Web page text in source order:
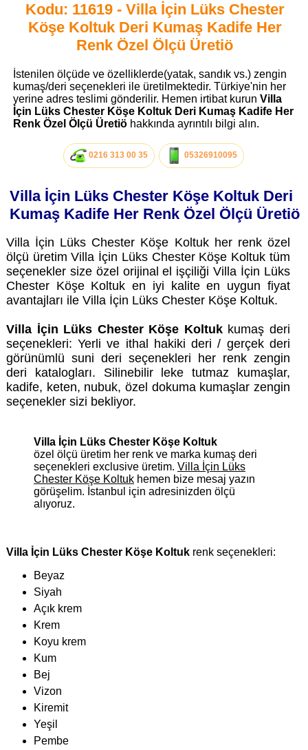
Kodu: 11619 - Villa İçin Lüks Chester
Köşe Koltuk Deri Kumaş Kadife Her
Renk Özel Ölçü Üretiö
İstenilen ölçüde ve özelliklerde(yatak, sandık vs.) zengin
kumaş/deri seçenekleri ile üretilmektedir. Türkiye'nin her
yerine adres teslimi gönderilir. Hemen irtibat kurun Villa
İçin Lüks Chester Köşe Koltuk Deri Kumaş Kadife Her
Renk Özel Ölçü Üretiöhakkında ayrıntılı bilgi alın.
0216 313 00 35 05326910095
Villa İçin Lüks Chester Köşe Koltuk Deri
Kumaş Kadife Her Renk Özel Ölçü Üretiö
Villa İçin Lüks Chester Köşe Koltuk her renk özel
ölçü üretim Villa İçin Lüks Chester Köşe Koltuk tüm
seçenekler size özel orijinal el işçiliği Villa İçin Lüks
Chester Köşe Koltuk en iyi kalite en uygun fiyat
avantajları ile Villa İçin Lüks Chester Köşe Koltuk.
Villa İçin Lüks Chester Köşe Koltukkumaş deri
seçenekleri: Yerli ve ithal hakiki deri / gerçek deri
görünümlü suni deri seçenekleri her renk zengin
deri katalogları. Silinebilir leke tutmaz kumaşlar,
kadife, keten, nubuk, özel dokuma kumaşlar zengin
seçenekler sizi bekliyor.
Villa İçin Lüks Chester Köşe Koltuk
özel ölçü üretim her renk ve marka kumaş deri
seçenekleri exclusive üretim. Villa İçin Lüks
Chester Köşe Koltukhemen bize mesaj yazın
görüşelim. İstanbul için adresinizden ölçü
alıyoruz.
Villa İçin Lüks Chester Köşe Koltukrenk seçenekleri:
Beyaz
Siyah
Açık krem
Krem
Koyu krem
Kum
Bej
Vizon
Kiremit
Yeşil
Pembe